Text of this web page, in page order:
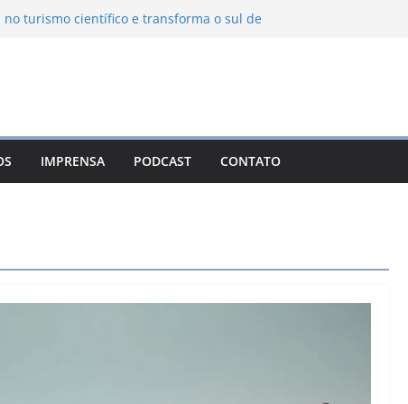
turismo científico e transforma o sul de
Campos do Jordão
León: o Pueblo Mágico com ruas
e turismo à beira da represa
IMPRENSA PODCAST CONTATO